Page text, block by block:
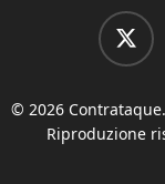
x-
twitter
© 2026
Riproduzione